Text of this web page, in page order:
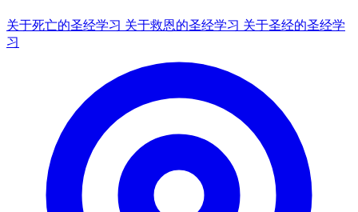
关于死亡的圣经学习 关于救恩的圣经学习 关于圣经的圣经学
习